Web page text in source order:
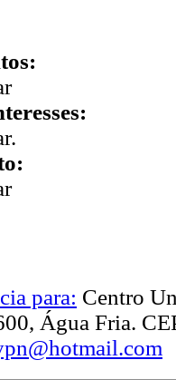
para: Centro
Água Fria.